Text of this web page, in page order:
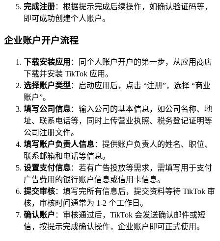
完成注册：根据提示完成后续操作，如确认验证码等，
即可成功创建个人账户。
企业账户开户流程
下载安装应用 ：同个人账户开户的第一步，从应用商店
下载并安装 TikTok 应用。
选择账户类型 ：启动应用后，点击 “注册”，选择 “商业
账户”。
填写公司信息：输入公司的基本信息，如公司名称、地
址、联系电话等，同时上传营业执照、税务登记证明等
公司注册文件。
填写账户负责人信息：提供账户负责人的姓名、职位、
联系邮箱和电话等信息。
设置支付信息：若有广告投放等需求，需填写用于支付
广告费用的银行账户信息或信用卡信息。
提交审核：填写完所有信息后，提交资料等待 TikTok 审
核，审核时间通常为 1-2 个工作日。
确认账户 ：审核通过后，TikTok 会发送确认邮件或短
信，按提示完成确认操作，企业账户即可正式使用。